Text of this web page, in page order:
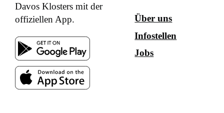
Davos Klosters mit der
offiziellen App.
Über uns
Infostellen
Jobs